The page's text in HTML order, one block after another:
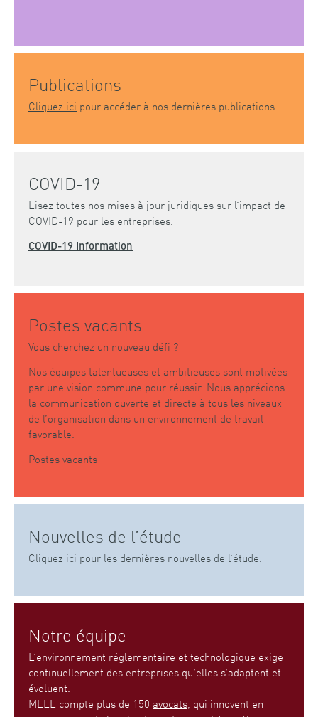
Publications
Cliquez ici pour accéder à nos dernières publications.
COVID-19
Lisez toutes nos mises à jour juridiques sur l’impact de
COVID-19 pour les entreprises.
COVID-19 Information
Postes vacants
Vous cherchez un nouveau défi ?
Nos équipes talentueuses et ambitieuses sont motivées
par une vision commune pour réussir. Nous apprécions
la communication ouverte et directe à tous les niveaux
de l’organisation dans un environnement de travail
favorable.
Postes vacants
Nouvelles de l’étude
Cliquez ici pour les dernières nouvelles de l’étude.
Notre équipe
L’environnement réglementaire et technologique exige
continuellement des entreprises qu’elles s’adaptent et
évoluent.
MLLL compte plus de 150 avocats, qui innovent en